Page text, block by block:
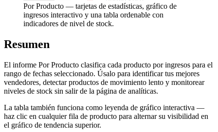
Por Producto — tarjetas de estadísticas, gráfico de
ingresos interactivo y una tabla ordenable con
indicadores de nivel de stock.
Resumen
El informe Por Producto clasifica cada producto por ingresos para el
rango de fechas seleccionado. Úsalo para identificar tus mejores
vendedores, detectar productos de movimiento lento y monitorear
niveles de stock sin salir de la página de analíticas.
La tabla también funciona como leyenda de gráfico interactiva —
haz clic en cualquier fila de producto para alternar su visibilidad en
el gráfico de tendencia superior.